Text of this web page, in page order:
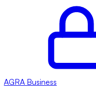
AGRA Business